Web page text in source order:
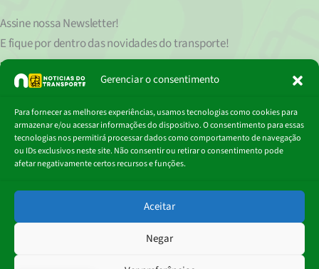
Gerenciar o consentimento
Para fornecer as melhores experiências, usamos tecnologias como cookies para
armazenar e/ou acessar informações do dispositivo. O consentimento para essas
tecnologias nos permitirá processar dados como comportamento de navegação
ou IDs exclusivos neste site. Não consentir ou retirar o consentimento pode
afetar negativamente certos recursos e funções.
Aceitar
Negar
Assine nossaNewsletter!
E fique por dentro das novidades do transporte!
Seu endereço de e-mail
clicando aqui.
Digite
mail…
Assinar
© 2018 - 2026
Portal Notícias do Transporte